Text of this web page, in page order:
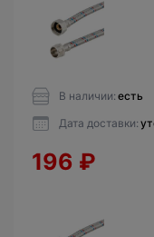
В наличии: есть
Дата доставки:
196 ₽